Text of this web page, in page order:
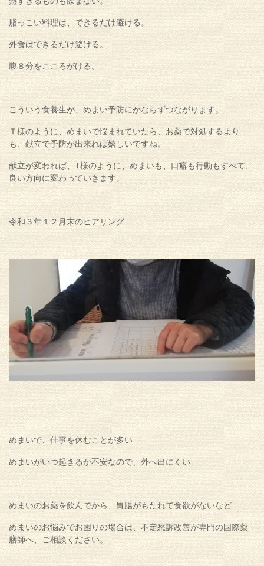
脂っこい料理は、できるだけ避ける。
外食はできるだけ避ける。
腹８分をこころがける。
こういう食養生が、めまい予防にかならずつながります。
Ｔ様のように、めまいで悩まれていたら、お薬で対処するより
も、献立で予防が出来れば嬉しいですね。
献立が変われば、T様のように、めまいも、口癖も行動もすべて、
良い方向に変わっていきます。
令和３年１２月末のヒアリング
めまいで、仕事を休むことが多い
めまいがいつ起きるか不安なので、外へ出にくい
めまいのお薬を飲んでから、胃腸がもたれて食欲がないなど
めまいのお悩みでお困りの場合は、不定愁訴改善が専門の国際薬
膳師へ、ご相談ください。